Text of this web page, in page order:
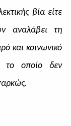
βία είτε
αναλάβει τη
και κοινωνικό
το οποίο δεν